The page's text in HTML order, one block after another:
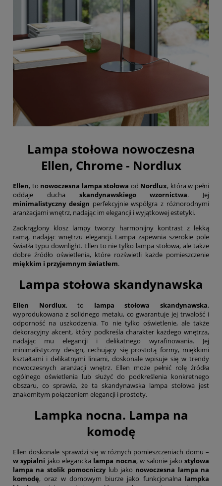
Lampa stołowa nowoczesna
Ellen, Chrome - Nordlux
Ellen, to nowoczesna lampa stołowa od Nordlux, która w pełni
oddaje ducha skandynawskiego wzornictwa. Jej
minimalistyczny design perfekcyjnie współgra z różnorodnymi
aranżacjami wnętrz, nadając im elegancji i wyjątkowej estetyki.
Zaokrąglony klosz lampy tworzy harmonijny kontrast z lekką
ramą, nadając wnętrzu elegancji. Lampa zapewnia szerokie pole
światła typu downlight. Ellen to nie tylko lampa stołowa, ale także
dobre źródło oświetlenia, które rozświetli każde pomieszczenie
miękkim i przyjemnym światłem.
Lampa stołowa skandynawska
Ellen Nordlux, to lampa stołowa skandynawska,
wyprodukowana z solidnego metalu, co gwarantuje jej trwałość i
odporność na uszkodzenia. To nie tylko oświetlenie, ale także
dekoracyjny akcent, który podkreśla charakter każdego wnętrza,
nadając mu elegancji i delikatnego wyrafinowania. Jej
minimalistyczny design, cechujący się prostotą formy, miękkimi
kształtami i delikatnymi liniami, doskonale wpisuje się w trendy
nowoczesnych aranżacji wnętrz. Ellen może pełnić rolę źródła
ogólnego oświetlenia lub służyć do podkreślenia konkretnego
obszaru, co sprawia, że ta skandynawska lampa stołowa jest
znakomitym połączeniem elegancji i prostoty.
Lampka nocna. Lampa na
komodę
Ellen doskonale sprawdzi się w różnych pomieszczeniach domu –
w sypialni jako elegancka lampa nocna, w salonie jakostylowa
lampa na stolik pomocniczylub jako nowoczesna lampa na
komodę, oraz w domowym biurze jako funkcjonalna lampka